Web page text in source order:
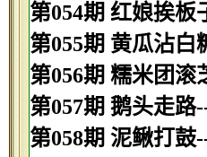
第054期 红娘挨板
第055期 黄瓜沾白
第056期 糯米团滚
第057期 鹅头走路
第058期 泥鳅打鼓